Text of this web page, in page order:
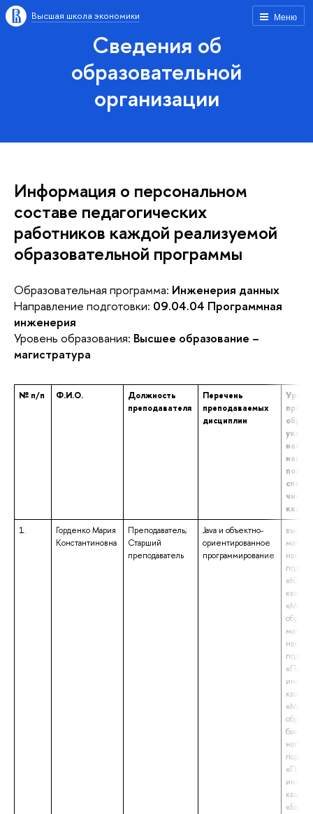
Меню
Высшая школа экономики
Сведения об
образовательной
организации
Информация о персональном
составе педагогических
работников каждой реализуемой
образовательной программы
Образовательная программа: Инженерия данных
Направление подготовки: 09.04.04 Программная
инженерия
Уровень образования: Высшее образование –
магистратура
№ п/п Ф.И.О.
Должность
преподавателя
Перечень
преподаваемых
дисциплин
числе
1.
Горденко Мария
Константиновна
Преподаватель;
Старший
преподаватель
Java и объектно-
ориентированное
программирование